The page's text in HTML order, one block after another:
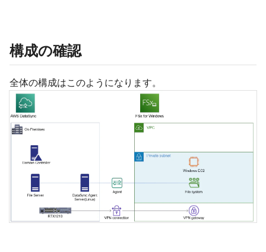
構成の確認
全体の構成はこのようになります。